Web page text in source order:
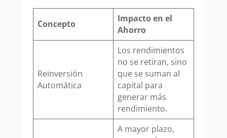
Concepto
Impacto en el
Ahorro
Reinversión
Automática
Los rendimientos
no se retiran, sino
que se suman al
capital para
generar más
rendimiento.
A mayor plazo,